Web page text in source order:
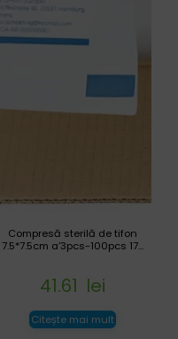
Compresă sterilă de tifon
7.5*7.5cm a’3pcs-100pcs 17...
41.61 lei
Citește mai mult